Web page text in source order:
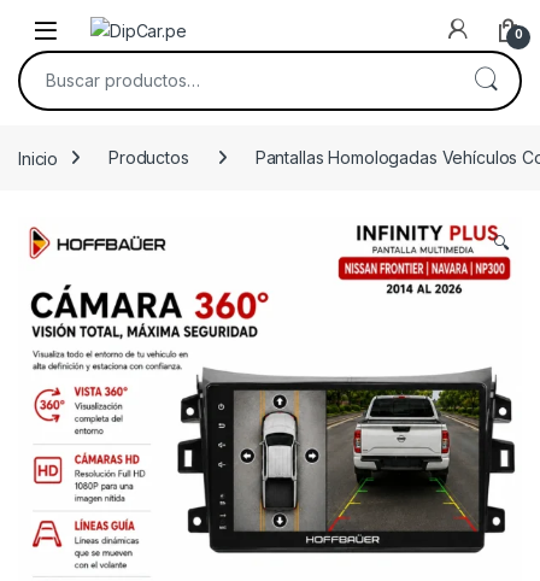
Skip to navigation
Skip to content
0
Buscar por:
Inicio Productos Pantallas Homologadas Vehículos
🔍